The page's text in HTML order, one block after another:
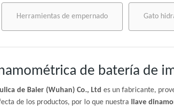
Herramientas de empernado Gato
de batería de
de Baier (Wuhan) Co., Ltd es un fabricante,
de los productos, por lo que nuestra
llave